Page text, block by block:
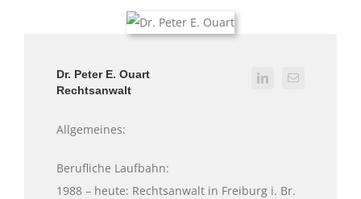
Dr. Peter E. Ouart
Rechtsanwalt
Allgemeines:
Berufliche Laufbahn:
1988 – heute: Rechtsanwalt in Freiburg i. Br.